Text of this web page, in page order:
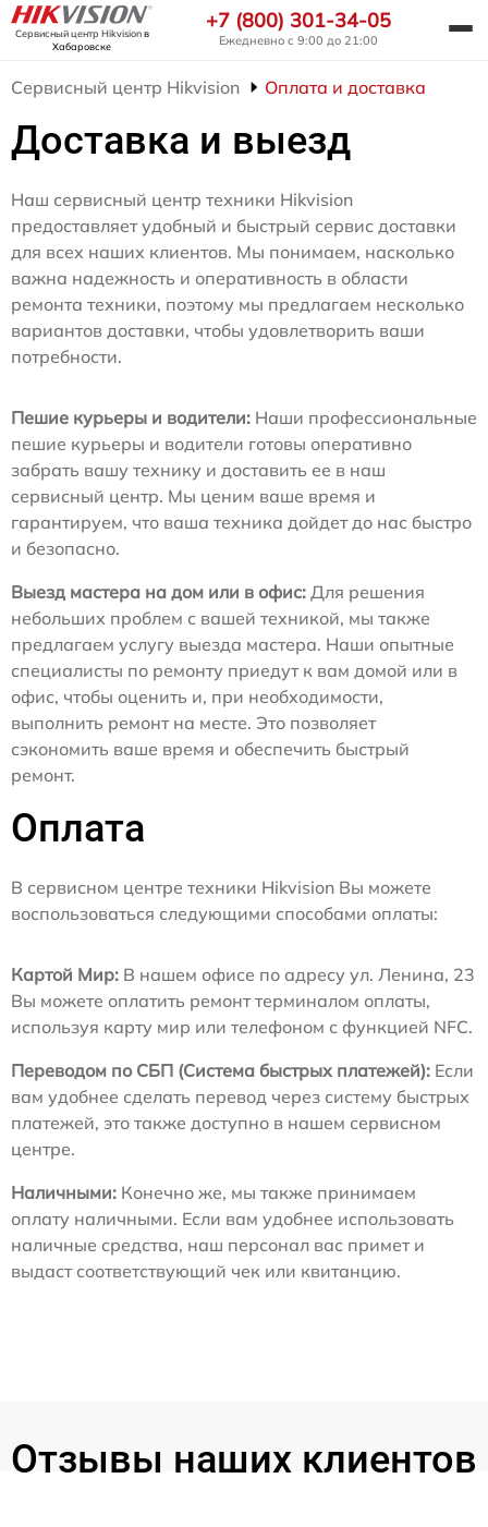
Сервисный центр Hikvisionв
Хабаровске
+7 (800) 301-34-05
Ежедневно с 9:00 до 21:00
Сервисный центр Hikvision Оплата и доставка
Доставка и выезд
Наш сервисный центр техники Hikvision
предоставляет удобный и быстрый сервис доставки
для всех наших клиентов. Мы понимаем, насколько
важна надежность и оперативность в области
ремонта техники, поэтому мы предлагаем несколько
вариантов доставки, чтобы удовлетворить ваши
потребности.
Пешие курьеры и водители: Наши профессиональные
пешие курьеры и водители готовы оперативно
забрать вашу технику и доставить ее в наш
сервисный центр. Мы ценим ваше время и
гарантируем, что ваша техника дойдет до нас быстро
и безопасно.
Выезд мастера на дом или в офис: Для решения
небольших проблем с вашей техникой, мы также
предлагаем услугу выезда мастера. Наши опытные
специалисты по ремонту приедут к вам домой или в
офис, чтобы оценить и, при необходимости,
выполнить ремонт на месте. Это позволяет
сэкономить ваше время и обеспечить быстрый
ремонт.
Оплата
В сервисном центре техники Hikvision Вы можете
воспользоваться следующими способами оплаты:
Картой Мир: В нашем офисе по адресу ул. Ленина, 23
Вы можете оплатить ремонт терминалом оплаты,
используя карту мир или телефоном с функцией NFC.
Переводом по СБП (Система быстрых платежей): Если
вам удобнее сделать перевод через систему быстрых
платежей, это также доступно в нашем сервисном
центре.
Наличными: Конечно же, мы также принимаем
оплату наличными. Если вам удобнее использовать
наличные средства, наш персонал вас примет и
выдаст соответствующий чек или квитанцию.
Отзывы наших клиентов